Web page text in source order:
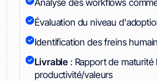
Analyse des workflows
Évaluation du niveau
Identification des freins
Livrable : Rapport de
productivité/valeurs